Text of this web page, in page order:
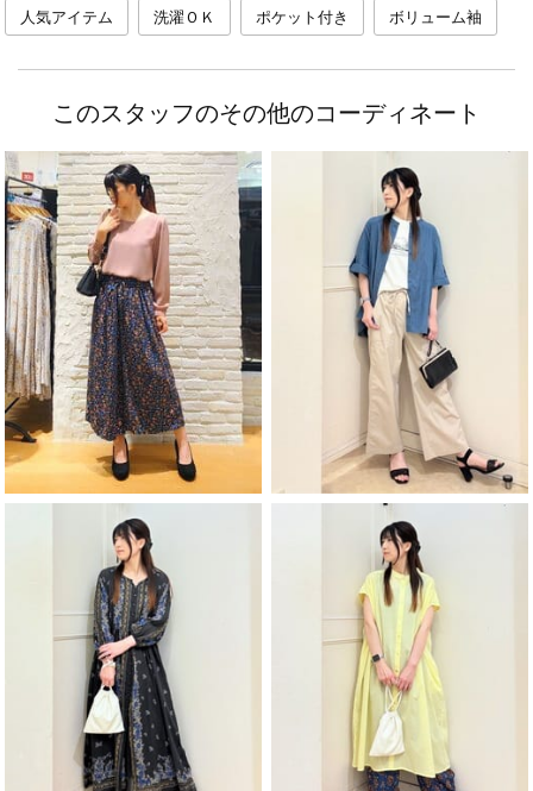
人気アイテム 洗濯ＯＫ ポケット付き ボリューム袖
このスタッフのその他のコーディネート